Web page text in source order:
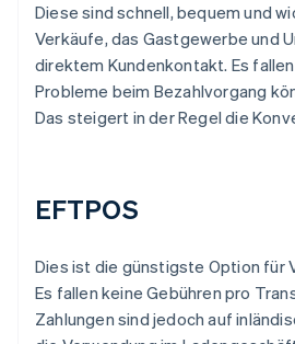
Diese sind schnell, bequem und
Verkäufe, das Gastgewerbe und
direktem Kundenkontakt. Es
Probleme beim Bezahlvorgang
Das steigert in der Regel die
EFTPOS
Dies ist die günstigste Option für
Es fallen keine Gebühren pro
Zahlungen sind jedoch auf